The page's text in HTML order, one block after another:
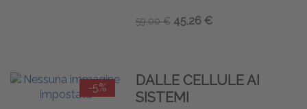
59,00 € 45,26 €
-5%
DALLE CELLULE AI
SISTEMI